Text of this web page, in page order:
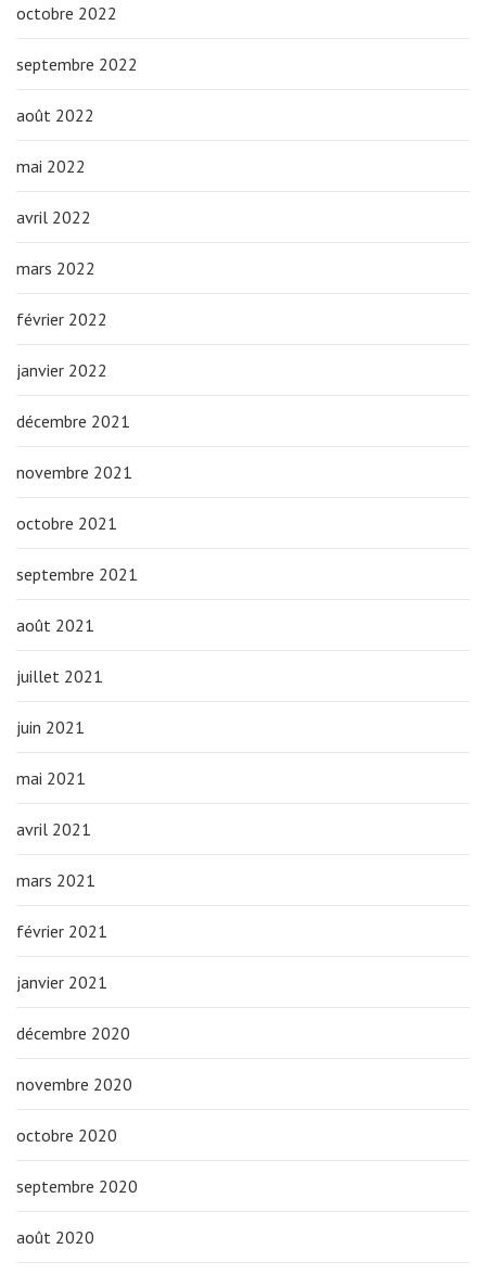
octobre 2022
septembre 2022
août 2022
mai 2022
avril 2022
mars 2022
février 2022
janvier 2022
décembre 2021
novembre 2021
octobre 2021
septembre 2021
août 2021
juillet 2021
juin 2021
mai 2021
avril 2021
mars 2021
février 2021
janvier 2021
décembre 2020
novembre 2020
octobre 2020
septembre 2020
août 2020